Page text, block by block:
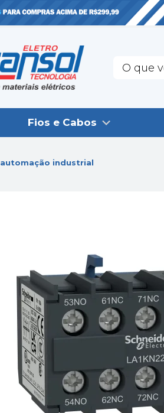
Fios e Cabos
automação industrial